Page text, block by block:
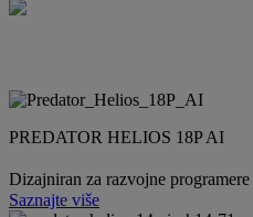
PREDATOR HELIOS 18P AI
Dizajniran za razvojne
Saznajte više